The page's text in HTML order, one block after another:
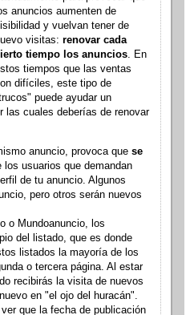
anuncios aumenten de
y vuelvan tener de
visitas: renovar cada
tiempo los anuncios. En
tiempos que las ventas
difíciles, este tipo de
puede ayudar un
las cuales deberías de renovar
anuncio, provoca que se
los usuarios que demandan
de tu anuncio. Algunos
pero otros serán nuevos
o Mundoanuncio, los
del listado, que es donde
listados la mayoría de los
o tercera página. Al estar
recibirás la visita de nuevos
en "el ojo del huracán".
que la fecha de publicación